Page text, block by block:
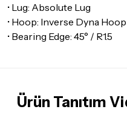
• Lug: Absolute Lug
• Hoop: Inverse Dyna
• Bearing Edge: 45° / R1.5
Ürün Tanıtım